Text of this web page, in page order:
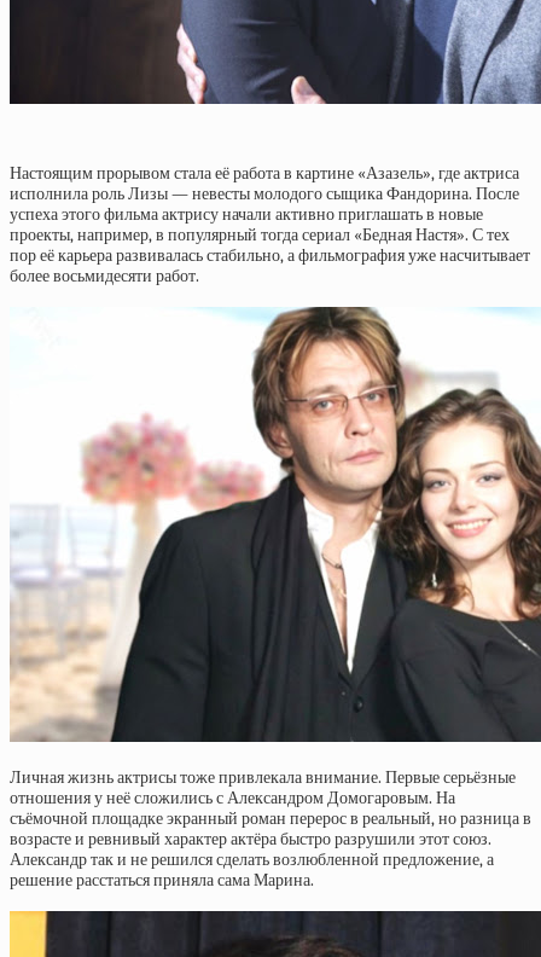
Настоящим прорывом стала её работа в картине «Азазель», где актриса
исполнила роль Лизы — невесты молодого сыщика Фандорина. После
успеха этого фильма актрису начали активно приглашать в новые
проекты, например, в популярный тогда сериал «Бедная Настя». С тех
пор её карьера развивалась стабильно, а фильмография уже насчитывает
более восьмидесяти работ.
Личная жизнь актрисы тоже привлекала внимание. Первые серьёзные
отношения у неё сложились с Александром Домогаровым. На
съёмочной площадке экранный роман перерос в реальный, но разница в
возрасте и ревнивый характер актёра быстро разрушили этот союз.
Александр так и не решился сделать возлюбленной предложение, а
решение расстаться приняла сама Марина.